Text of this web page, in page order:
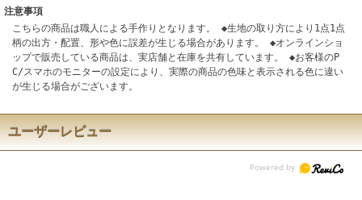
注意事項
こちらの商品は職人による手作りとなります。 ◆生地の取り方により1点1点
柄の出方・配置、形や色に誤差が生じる場合があります。 ◆オンラインショ
ップで販売している商品は、実店舗と在庫を共有しています。 ◆お客様のP
C/スマホのモニターの設定により、実際の商品の色味と表示される色に違い
が生じる場合がございます。
ユーザーレビュー